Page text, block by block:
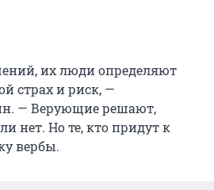
их люди определяют
страх и риск, —
— Верующие решают,
нет. Но те, кто придут к
вербы.